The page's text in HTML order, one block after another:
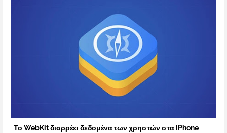
Το WebKit διαρρέει δεδομένα των χρηστών στα iPhone